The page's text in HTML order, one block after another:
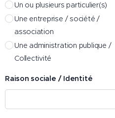
Un ou plusieurs particulier(s)
Une entreprise / société /
association
Une administration publique /
Collectivité
Raison sociale / Identité